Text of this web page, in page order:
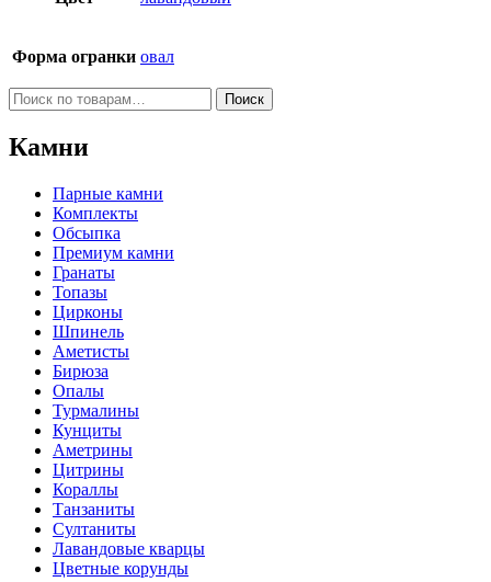
Форма огранки овал
Искать: Поиск
Камни
Парные камни
Комплекты
Обсыпка
Премиум камни
Гранаты
Топазы
Цирконы
Шпинель
Аметисты
Бирюза
Опалы
Турмалины
Кунциты
Аметрины
Цитрины
Кораллы
Танзаниты
Султаниты
Лавандовые кварцы
Цветные корунды